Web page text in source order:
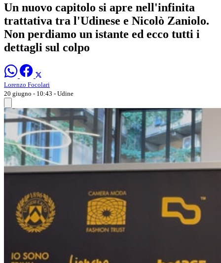
Un nuovo capitolo si apre nell'infinita
trattativa tra l'Udinese e Nicolò Zaniolo.
Non perdiamo un istante ed ecco tutti i
dettagli sul colpo
Lorenzo Focolari
20 giugno - 10:43 - Udine